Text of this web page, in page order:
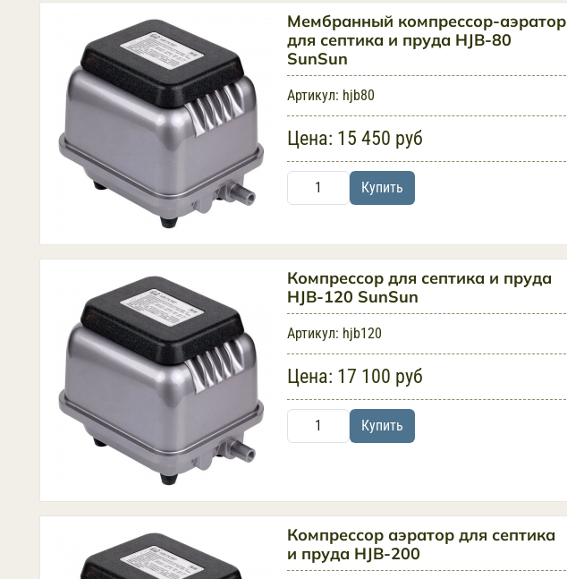
Мембранный компрессор-аэратор
для септика и пруда HJB-80
SunSun
Артикул: hjb80
Цена: 15 450 руб
Купить
Компрессор для септика и пруда
HJB-120 SunSun
Артикул: hjb120
Цена: 17 100 руб
Купить
Компрессор аэратор для септика
и пруда HJB-200